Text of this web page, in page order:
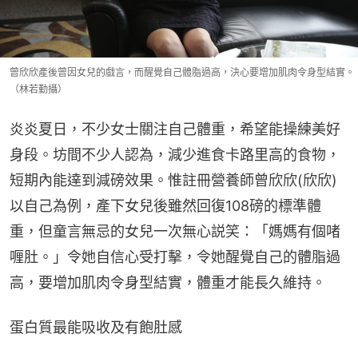
曾欣欣產後曾因女兒的戲言，而醒覺自己體脂過高，決心要增加肌肉令身型結實。
（林若勤攝）
炎炎夏日，不少女士關注自己體重，希望能操練美好
身段。坊間不少人認為，減少進食卡路里高的食物，
短期內能達到減磅效果。惟註冊營養師曾欣欣(欣欣)
以自己為例，產下女兒後雖然回復108磅的標準體
重，但童言無忌的女兒一次無心説笑：「媽媽有個啫
喱肚。」令她自信心受打擊，令她醒覺自己的體脂過
高，要增加肌肉令身型結實，體重才能長久維持。
蛋白質最能吸收及有飽肚感